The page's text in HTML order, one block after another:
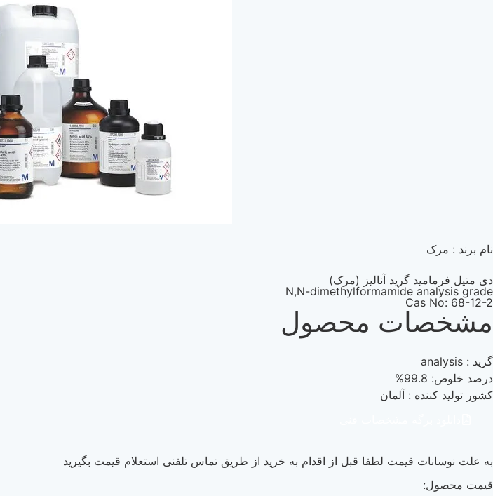
نام برند : مرک
دی متیل فرمامید گرید آنالیز (مرک)
N,N-dimethylformamide analysis grade
Cas No: 68-12-2
مشخصات محصول
گرید : analysis
درصد خلوص: 99.8%
کشور تولید کننده : آلمان
به علت نوسانات قیمت لطفا قبل از اقدام به خرید از طریق تماس تلفنی استعلام قیمت بگیرید
قیمت محصول: